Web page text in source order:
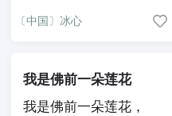
〔中国〕冰心
我是佛前一朵莲花
我是佛前一朵莲花，